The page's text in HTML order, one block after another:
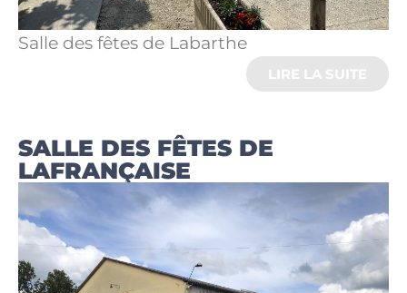
Salle des fêtes de Labarthe
LIRE LA SUITE
SALLE DES FÊTES DE
LAFRANÇAISE